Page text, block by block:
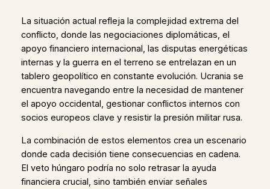
La situación actual refleja la complejidad extrema del
conflicto, donde las negociaciones diplomáticas, el
apoyo financiero internacional, las disputas energéticas
internas y la guerra en el terreno se entrelazan en un
tablero geopolítico en constante evolución. Ucrania se
encuentra navegando entre la necesidad de mantener
el apoyo occidental, gestionar conflictos internos con
socios europeos clave y resistir la presión militar rusa.
La combinación de estos elementos crea un escenario
donde cada decisión tiene consecuencias en cadena.
El veto húngaro podría no solo retrasar la ayuda
financiera crucial, sino también enviar señales